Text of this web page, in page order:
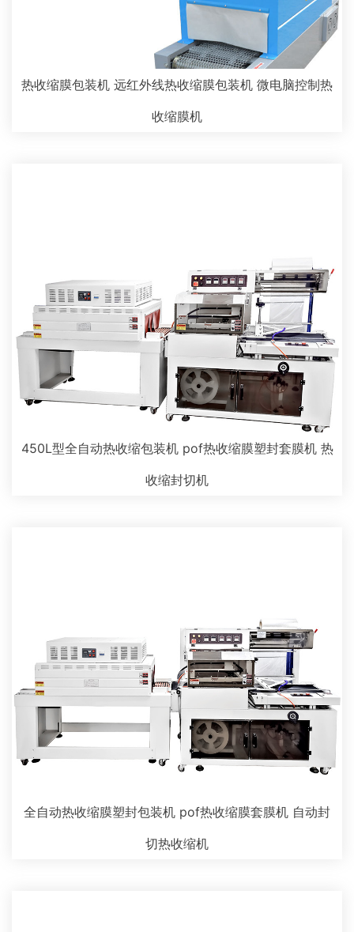
热收缩膜包装机 远红外线热收缩膜包装机 微电脑控制热
收缩膜机
450L型全自动热收缩包装机 pof热收缩膜塑封套膜机 热
收缩封切机
全自动热收缩膜塑封包装机 pof热收缩膜套膜机 自动封
切热收缩机